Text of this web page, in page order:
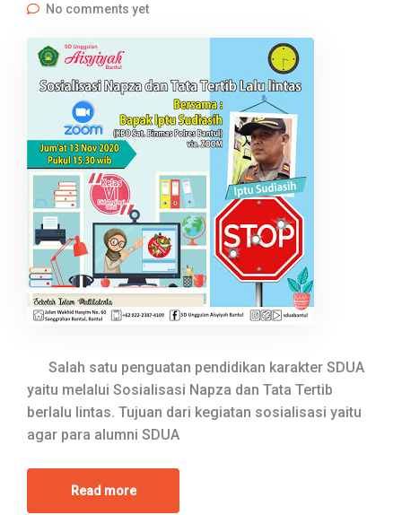
No comments yet
Salah satu penguatan pendidikan karakter SDUA
yaitu melalui Sosialisasi Napza dan Tata Tertib
berlalu lintas. Tujuan dari kegiatan sosialisasi yaitu
agar para alumni SDUA
Read more